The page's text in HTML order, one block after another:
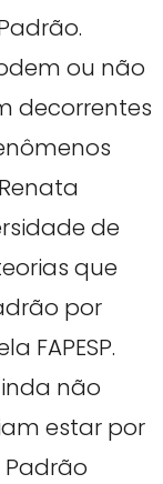
ou não
decorrentes
de
que
por
FAPESP.
não
estar por